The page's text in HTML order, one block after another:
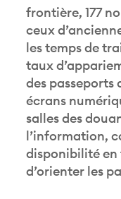
frontière, 177
ceux
les temps de
taux
des passeports
écrans
salles des
l’information,
disponibilité en
d’orienter les